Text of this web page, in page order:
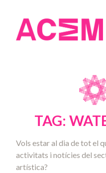
TAG:
Vols estar al dia de tot el
activitats i notícies del
artística?